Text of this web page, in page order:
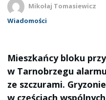
Mikołaj Tomasiewicz
Wiadomości
Mieszkańcy bloku
w Tarnobrzegu
ze szczurami.
w częściach